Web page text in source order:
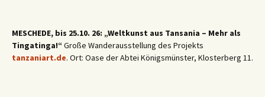
MESCHEDE, bis 25.10. 26: „Weltkunst aus Tansania – Mehr als
Tingatinga!“Große Wanderausstellung des Projekts
tanzaniart.de. Ort: Oase der Abtei Königsmünster, Klosterberg 11.